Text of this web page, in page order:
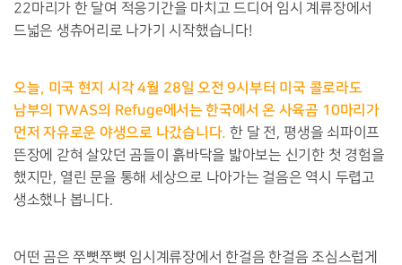
22마리가 한 달여 적응기간을 마치고 드디어 임시 계류장에서
드넓은 생츄어리로 나가기 시작했습니다!
오늘, 미국 현지 시각4월 28일 오전9시부터 미국 콜로라도
남부의 TWAS의 Refuge에서는 한국에서 온 사육곰 10마리가
먼저 자유로운 야생으로 나갔습니다.한 달 전, 평생을 쇠파이프
뜬장에 갇혀 살았던 곰들이 흙바닥을 밟아보는 신기한 첫 경험을
했지만, 열린 문을 통해 세상으로 나아가는 걸음은 역시 두렵고
생소했나 봅니다.
어떤 곰은 쭈뼛쭈뼛 임시계류장에서 한걸음 한걸음 조심스럽게